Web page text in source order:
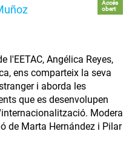
Accés
obert
l'EETAC, Angélica Reyes,
ens comparteix la seva
i aborda les
que es desenvolupen
Modera
de Marta Hernández i Pilar